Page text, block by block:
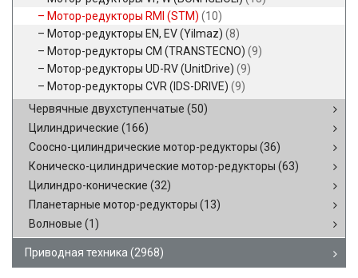
Мотор-редукторы RMI (STM) (10)
Мотор-редукторы EN, EV (Yilmaz) (8)
Мотор-редукторы CM (TRANSTECNO) (9)
Мотор-редукторы UD-RV (UnitDrive) (9)
Мотор-редукторы CVR (IDS-DRIVE) (9)
Червячные двухступенчатые (50)
Цилиндрические (166)
Соосно-цилиндрические мотор-редукторы (36)
Коническо-цилиндрические мотор-редукторы (63)
Цилиндро-конические (32)
Планетарные мотор-редукторы (13)
Волновые (1)
Приводная техника (2968)